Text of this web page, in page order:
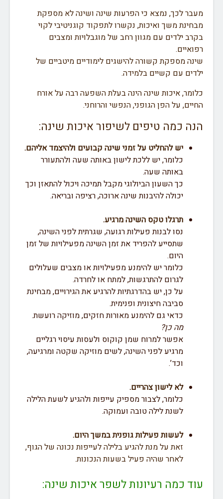
מעבר לכך, נמצא כי הפרעות שינה ושינה לא מספקת
מבחינת משך ואיכות, נקשרו לתפקוד קוגניטיבי לקוי
בקרב ילדים עם מגוון רחב של מוגבלויות ומצבים
רפואיים.
שינה מספקת קשורה להישגים לימודיים מיטביים של
ילדים עם קשיים בלמידה.
כלומר, איכות שינה הינה בעלת השפעה רבה על אורח
החיים, על הפן הגופני, הנפשי והרוחני.
הנה כמה טיפים לשיפור איכות שינה:
יש להחליט על זמני שינה קבועים ולהיצמד אליהם.
כלומר, יש ללכת לישון באותה שעה ולהתעורר
באותה שעה.
כך השעון הביולוגי מקבל תמיכה ויכול להתאזן וכך
יכולה להיבנות שינה ארוכה, רציפה ובריאה.
תרגלו טקס השינה מרגיע.
נסו לבנות פעילות רגועה, שגרתית לפני השינה,
שתסייע להפריד את זמן השינה מפעילויות של זמן
היום.
כלומר יש להימנע מפעילויות או מצבים שעלולים
לגרום להתרגשות, למתח או לחרדה.
על כן, יש בהדרגתיות להרגיע את הגירויים, מבחינת
סביבה חיצונית ופנימית.
כדאי גם להימנע מאורות חזקים, מוזיקה רועשת.
מה כן?
אפשר למרוח שמן קוקוס ולעסות עיסוי רגליים
מרגיע לפני השינה, לשים מוזיקה שקטה ומרגיעה,
וכד’.
לא לישון צהריים.
כלומר, לצבור מספיק עייפות ולהגיע לשעת הלילה
לשנת לילה טובה ועמוקה.
לעשות פעילות גופנית במשך היום.
זאת על מנת להגיע בלילה לעייפות נכונה של הגוף,
לאחר שהיה פעיל בשעות הנכונות.
עוד כמה רעיונות לשפר איכות שינה: